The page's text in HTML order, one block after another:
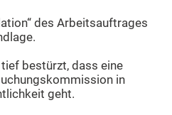
des Arbeitsauftrages
bestürzt, dass eine
in
geht.